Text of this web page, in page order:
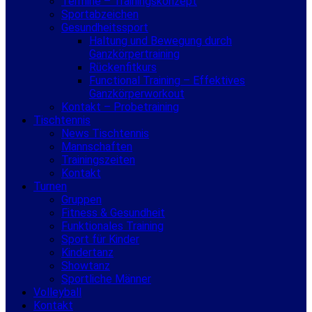
Sportabzeichen
Gesundheitssport
Haltung und Bewegung durch
Ganzkörpertraining
Rückenfitkurs
Functional Training – Effektives
Ganzkörperworkout
Kontakt – Probetraining
Tischtennis
News Tischtennis
Mannschaften
Trainingszeiten
Kontakt
Turnen
Gruppen
Fitness & Gesundheit
Funktionales Training
Sport für Kinder
Kindertanz
Showtanz
Sportliche Männer
Volleyball
Kontakt